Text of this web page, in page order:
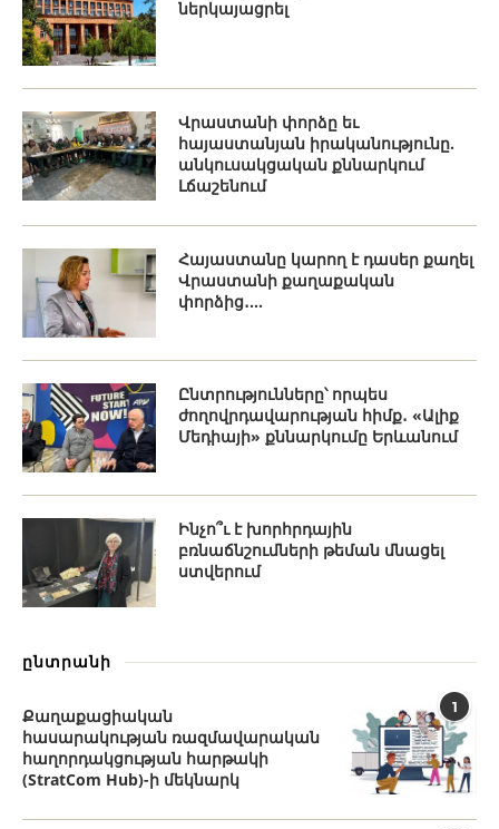
ներկայացրել
Վրաստանի փորձը եւ
հայաստանյան իրականությունը.
անկուսակցական քննարկում
Լճաշենում
Հայաստանը կարող է դասեր քաղել
Վրաստանի քաղաքական
փորձից․...
Ընտրությունները՝ որպես
ժողովրդավարության հիմք․ «Ալիք
Մեդիայի» քննարկումը Երևանում
Ինչո՞ւ է խորհրդային
բռնաճնշումների թեման մնացել
ստվերում
ընտրանի
1
Քաղաքացիական
հասարակության ռազմավարական
հաղորդակցության հարթակի
(StratCom Hub)-ի մեկնարկ